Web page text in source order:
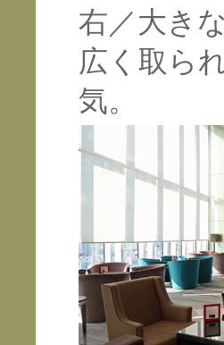
右／大き
広く取ら
気。